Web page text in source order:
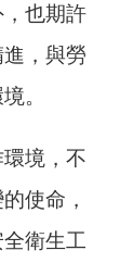
也期許
，與勞
。
境，不
使命，
衛生工